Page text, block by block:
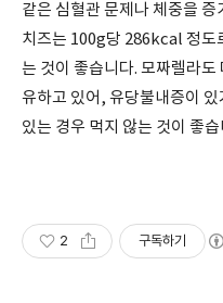
같은 심혈관 문제나 체중을
치즈는 100g당 286kcal 정도
는 것이 좋습니다. 모짜렐라
유하고 있어, 유당불내증이
있는 경우 먹지 않는 것이 좋습
2 구독하기